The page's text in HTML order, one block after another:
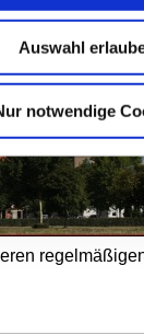
Auswahl
notwendige